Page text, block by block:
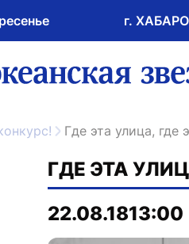
г.
ссылка на
Где эта улица, где
ГДЕ ЭТА
22.08.1813:00